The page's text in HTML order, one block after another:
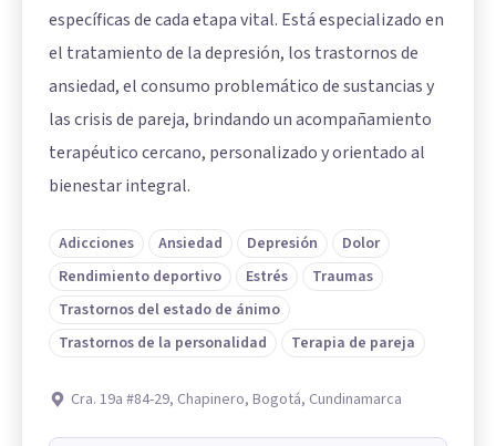
específicas de cada etapa vital. Está especializado en
el tratamiento de la depresión, los trastornos de
ansiedad, el consumo problemático de sustancias y
las crisis de pareja, brindando un acompañamiento
terapéutico cercano, personalizado y orientado al
bienestar integral.
Adicciones Ansiedad Depresión
Dolor
Rendimiento deportivo
Estrés
Traumas
Trastornos del estado de ánimo
Trastornos de la personalidad
Terapia de pareja
Cra. 19a #84-29, Chapinero, Bogotá, Cundinamarca